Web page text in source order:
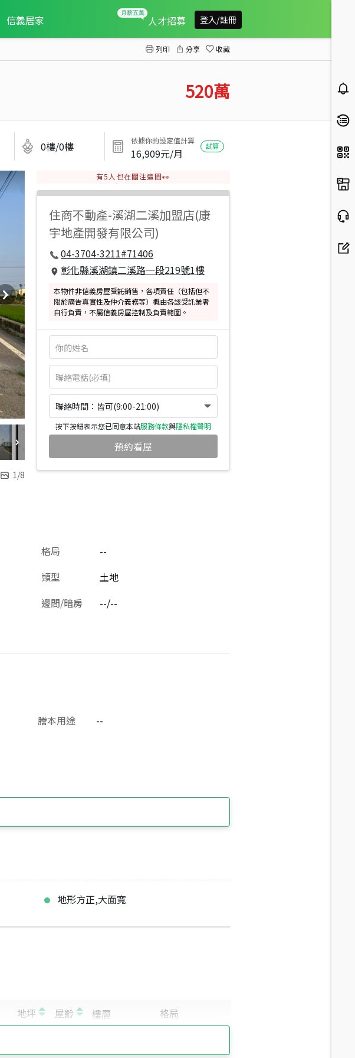
信義居家 人才招募 登入/註冊
列印 分享 收藏
520萬
0樓/0樓 依據你的設定值計算
16,909元/月
試算
1/8
有5 人也在關注這間👀
住商不動產-溪湖二溪加盟店(康
宇地產開發有限公司)
04-3704-3211#71406
彰化縣溪湖鎮二溪路一段219號1樓
本物件非信義房屋受託銷售，各項責任（包括但不
限於廣告真實性及仲介義務等）概由各該受託業者
自行負責，不屬信義房屋控制及負責範圍。
聯絡時間：皆可(9:00-21:00)
按下按鈕表示您已同意本站服務條款與隱私權聲明
預約看屋
格局
--
類型
土地
邊間/暗房
--/--
謄本用途
--
地形方正,大面寬